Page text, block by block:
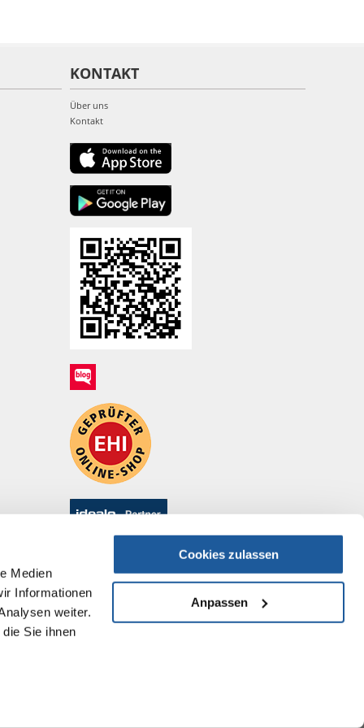
Medien
Informationen
weiter.
Sie ihnen
Cookies zulassen
Anpassen
KONTAKT
Über uns
Kontakt